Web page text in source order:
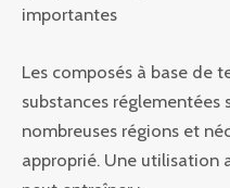
importantes
Les composés à base de
substances réglementées
nombreuses régions et
approprié. Une utilisation